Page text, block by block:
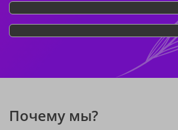
Почему мы?